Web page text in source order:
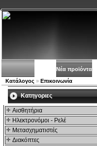
Νέα προϊόντα
Κατάλογος » Επικοινωνία
Kατηγοριες
Αισθητήρια
Ηλεκτρονόμοι - Ρελέ
Μετασχηματιστές
Διακόπτες